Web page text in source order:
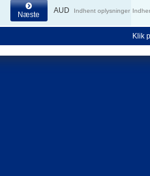
Næste AUD Indhent oplysninger
Klik